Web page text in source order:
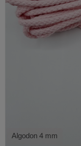
Algodon 4 mm